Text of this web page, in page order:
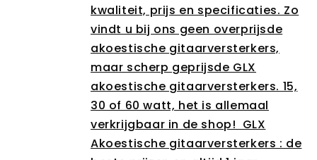
kwaliteit, prijs en specificaties. Zo
vindt u bij ons geen overprijsde
akoestische gitaarversterkers,
maar scherp geprijsde GLX
akoestische gitaarversterkers. 15,
30 of 60 watt, het is allemaal
verkrijgbaar in de shop! GLX
Akoestische gitaarversterkers : de